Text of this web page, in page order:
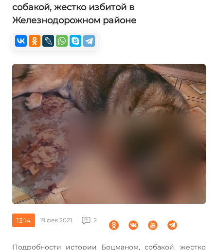
собакой, жестко избитой в
Железнодорожном районе
13:14 19 фев 2021 2
Подробности истории Боцманом, собакой, жестко